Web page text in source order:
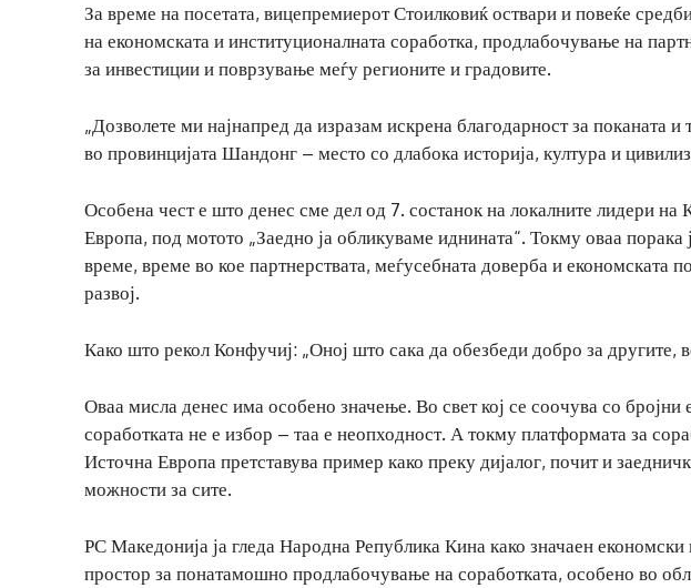
За време на посетата, вицепремиерот Стоилковиќ оствари и повеќе
на економската и институционалната соработка, продлабочување на
за инвестиции и поврзување меѓу регионите и градовите.
„Дозволете ми најнапред да изразам искрена благодарност за поканата
во провинцијата Шандонг – место со длабока историја, култура и
Особена чест е што денес сме дел од 7. состанок на локалните лидери на
Европа, под мотото „Заедно ја обликуваме иднината“. Токму оваа порака
време, време во кое партнерствата, меѓусебната доверба и економската
развој.
Како што рекол Конфучиј: „Оној што сака да обезбеди добро за другите,
Оваа мисла денес има особено значење. Во свет кој се соочува со
соработката не е избор – таа е неопходност. А токму платформата за
Источна Европа претставува пример како преку дијалог, почит и
можности за сите.
РС Македонија ја гледа Народна Република Кина како значаен економски
простор за понатамошно продлабочување на соработката, особено во